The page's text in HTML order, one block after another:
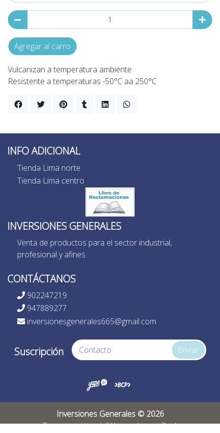
Agregar al carro
Vulcanizan a temperatura ambiente
Resistente a temperaturas -50°C aa 250°C
INFO ADICIONAL
Tienda Lima norte
Tienda Lima centro
INVERSIONES GENERALES
Venta de productos para el sector industrial,
profesional y afines.
CONTÁCTANOS
902247219
947889277
inversionesgenerales665@gmail.com
Suscripción Enviar
Inversiones Generales © 2026
¿Te gusta mi tienda? Yo vendo conBsale